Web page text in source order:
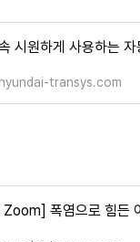
transys.com